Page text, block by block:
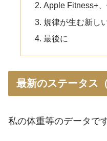
Apple Fitness+
規律が生む新し
最後に
最新のステータス
私の体重等のデータです